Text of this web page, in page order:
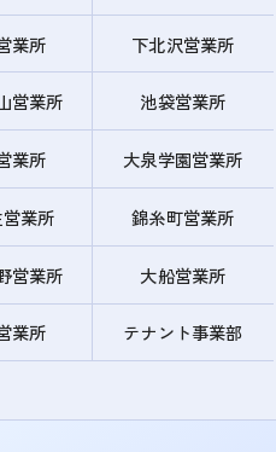
業所 下北沢営業所
営業所 池袋営業所
業所 大泉学園営業所
業所 錦糸町営業所
営業所 大船営業所
業所 テナント事業部